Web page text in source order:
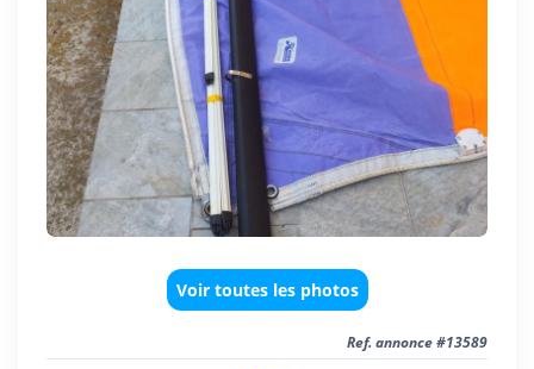
Voir toutes les photos
Ref. annonce #13589